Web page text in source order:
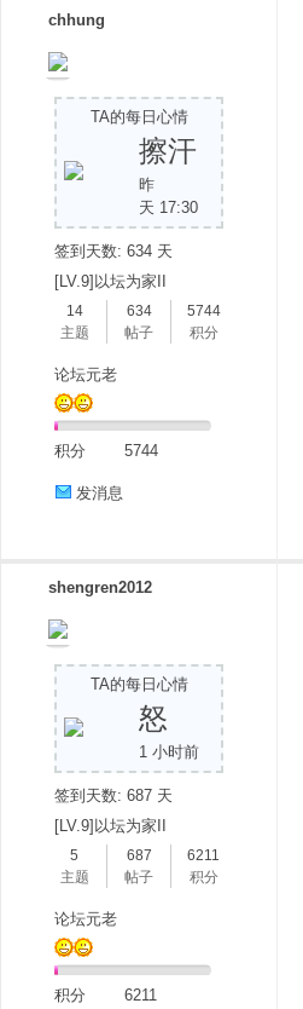
chhung
TA的每日心情
擦汗
昨
天 17:30
签到天数: 634 天
[LV.9]以坛为家II
14
主题
634
帖子
5744
积分
论坛元老
积分 5744
发消息
shengren2012
TA的每日心情
怒
1 小时前
签到天数: 687 天
[LV.9]以坛为家II
5
主题
687
帖子
6211
积分
论坛元老
积分 6211